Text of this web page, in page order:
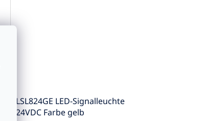
LSL824GE LED-Signalleuchte
24VDC Farbe gelb